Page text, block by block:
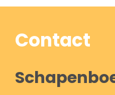
Contact